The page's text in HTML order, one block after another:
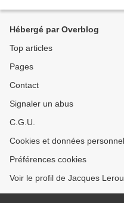
Hébergé par Overblog
Top articles
Pages
Contact
Signaler un abus
C.G.U.
Cookies et données
Préférences cookies
Voir le profil de Jacques